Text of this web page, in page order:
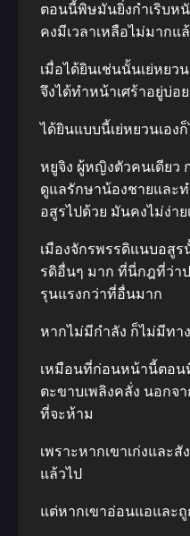
ตอนนี้พิษมันยิ่งกำเริบห
คงมีเวลาเหลือไม่มากแ
เมื่อได้ยินเช่นนั้นเย่หยว
จึงได้ทำหน้าเศร้าอยู่บ่อ
ได้ยินแบบนี้เย่หยวนเอง
หยูจิง ผู้หญิงตัวคนเดียว
ดูแลรักษาน้องชายและ
อสูรไปด้วย มันคงไม่ง่าย
เมืองจักรพรรดิแนบอสู
รดิอื่นๆ มาก ที่นี่กฎที่ว่า
รุนแรงกว่าที่อื่นมาก
หากไม่มีกำลัง ก็ไม่มีทา
เหมือนที่ก่อนหน้านี้ตอน
ตะขาบเพลิงคลั่ง นอกจ
ที่จะห้าม
เพราะหากเขาเก่งและ
แล้วไป
แต่หากเขาอ่อนแอและ